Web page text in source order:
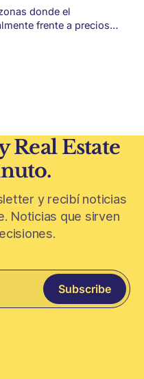
donde el
frente a precios
en el mapa
Real Estate
y recibí noticias
Noticias que sirven
Subscribe